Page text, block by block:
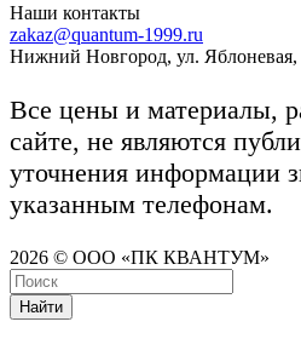
Наши контакты
zakaz@quantum-1999.ru
Нижний Новгород, ул. Яблоневая,
Все цены и материалы,
сайте, не являются
уточнения информации
указанным телефонам.
2026 © ООО «ПК КВАНТУМ»
Найти